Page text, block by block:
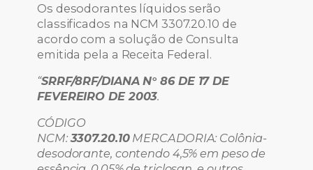
Os desodorantes líquidos serão
classificados na NCM 3307.20.10 de
acordo com a solução de Consulta
emitida pela a Receita Federal.
“SRRF/8RF/DIANA N° 86 DE 17 DE
FEVEREIRO DE 2003.
CÓDIGO
NCM:3307.20.10MERCADORIA: Colônia-
desodorante, contendo 4,5% em peso de